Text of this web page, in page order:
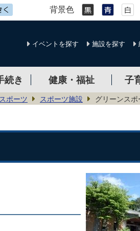
背景色
イベントを探す 施設を探す
続き 健康・福祉 子
スポーツ スポーツ施設 グリーンス